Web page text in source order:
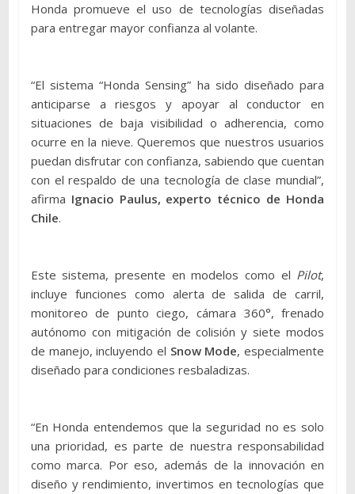
Honda promueve el uso de tecnologías diseñadas
para entregar mayor confianza al volante.
“El sistema “Honda Sensing” ha sido diseñado para
anticiparse a riesgos y apoyar al conductor en
situaciones de baja visibilidad o adherencia, como
ocurre en la nieve. Queremos que nuestros usuarios
puedan disfrutar con confianza, sabiendo que cuentan
con el respaldo de una tecnología de clase mundial”,
afirma Ignacio Paulus, experto técnico de Honda
Chile.
Este sistema, presente en modelos como el Pilot,
incluye funciones como alerta de salida de carril,
monitoreo de punto ciego, cámara 360°, frenado
autónomo con mitigación de colisión y siete modos
de manejo, incluyendo el Snow Mode, especialmente
diseñado para condiciones resbaladizas.
“En Honda entendemos que la seguridad no es solo
una prioridad, es parte de nuestra responsabilidad
como marca. Por eso, además de la innovación en
diseño y rendimiento, invertimos en tecnologías que